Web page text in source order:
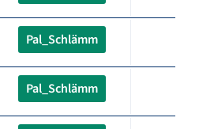
Pal_Schlämm
Pal_Schlämm